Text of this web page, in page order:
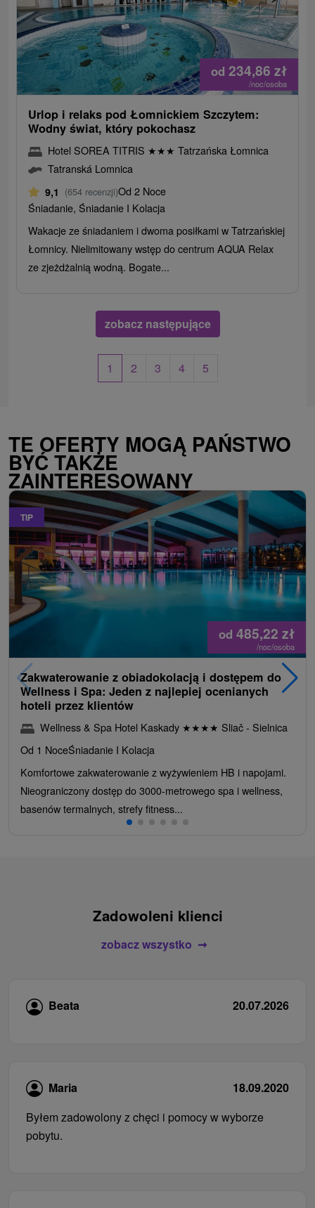
od 234,86 zł
/noc/osoba
Urlop i relaks pod Łomnickiem Szczytem:
Wodny świat, który pokochasz
Hotel SOREA TITRIS ★★★ Tatrzańska Łomnica
Tatranská Lomnica
9,1 (654 recenzji)Od 2 Noce
Śniadanie, Śniadanie I Kolacja
Wakacje ze śniadaniem i dwoma posiłkami w Tatrzańskiej
Łomnicy. Nielimitowany wstęp do centrum AQUA Relax
ze zjeżdżalnią wodną. Bogate...
zobacz następujące
1 2 3 4 5
TE OFERTY MOGĄ PAŃSTWO
BYĆ TAKŻE
ZAINTERESOWANY
TIP
od 485,22 zł
/noc/osoba
Zakwaterowanie z obiadokolacją i dostępem do
Wellness i Spa: Jeden z najlepiej ocenianych
hoteli przez klientów
Wellness & Spa Hotel Kaskady ★★★★ Sliač - Sielnica
Od 1 NoceŚniadanie I Kolacja
Komfortowe zakwaterowanie z wyżywieniem HB i napojami.
Nieograniczony dostęp do 3000-metrowego spa i wellness,
basenów termalnych, strefy fitness...
Zadowoleni klienci
zobacz wszystko
Beata 20.07.2026
Maria
18.09.2020
Byłem zadowolony z chęci i pomocy w wyborze
pobytu.